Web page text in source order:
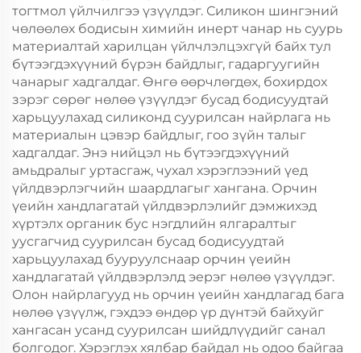
тогтмол үйлчилгээ үзүүлдэг. Силикон шингэний
чөлөөлөх бодисын химийн инерт чанар нь суурь
материалтай харилцан үйлчлэлцэхгүй байх тул
бүтээгдэхүүний бүрэн байдлыг, гадаргуугийн
чанарыг хадгалдаг. Өнгө өөрчлөгдөх, бохирдох
зэрэг сөрөг нөлөө үзүүлдэг бусад бодисуудтай
харьцуулахад силиконд суурилсан найрлага нь
материалын цэвэр байдлыг, гоо зүйн талыг
хадгалдаг. Энэ нийцэл нь бүтээгдэхүүний
амьдралыг уртасгаж, чухал хэрэглээний үед
үйлдвэрлэгчийн шаардлагыг хангана. Орчин
үеийн хандлагатай үйлдвэрлэлийг дэмжихэд
хүртэлх органик бус нэгдлийн ялгаралтыг
уусгагчид суурилсан бусад бодисуудтай
харьцуулахад бууруулснаар орчин үеийн
хандлагатай үйлдвэрлэлд эерэг нөлөө үзүүлдэг.
Олон найрлагууд нь орчин үеийн хандлагад бага
нөлөө үзүүлж, гэхдээ өндөр үр дүнтэй байхуйг
хангасан усанд суурилсан шийдлүүдийг санал
болгодог. Хэрэглэх хялбар байдал нь одоо байгаа